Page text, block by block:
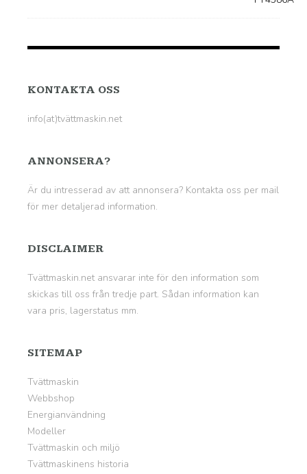
KONTAKTA OSS
info(at)tvättmaskin.net
ANNONSERA?
Är du intresserad av att annonsera? Kontakta oss per mail
för mer detaljerad information.
DISCLAIMER
Tvättmaskin.net ansvarar inte för den information som
skickas till oss från tredje part. Sådan information kan
vara pris, lagerstatus mm.
SITEMAP
Tvättmaskin
Webbshop
Energianvändning
Modeller
Tvättmaskin och miljö
Tvättmaskinens historia